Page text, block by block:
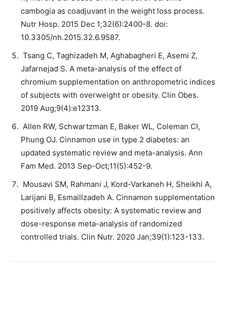
cambogia as coadjuvant in the weight loss process.
Nutr Hosp. 2015 Dec 1;32(6):2400-8. doi:
10.3305/nh.2015.32.6.9587.
Tsang C, Taghizadeh M, Aghabagheri E, Asemi Z,
Jafarnejad S. A meta-analysis of the effect of
chromium supplementation on anthropometric indices
of subjects with overweight or obesity. Clin Obes.
2019 Aug;9(4):e12313.
Allen RW, Schwartzman E, Baker WL, Coleman CI,
Phung OJ. Cinnamon use in type 2 diabetes: an
updated systematic review and meta-analysis. Ann
Fam Med. 2013 Sep-Oct;11(5):452-9.
Mousavi SM, Rahmani J, Kord-Varkaneh H, Sheikhi A,
Larijani B, Esmaillzadeh A. Cinnamon supplementation
positively affects obesity: A systematic review and
dose-response meta-analysis of randomized
controlled trials. Clin Nutr. 2020 Jan;39(1):123-133.